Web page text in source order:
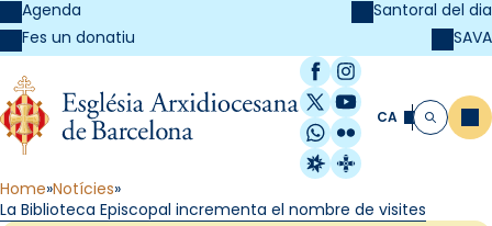
Agenda
Fes un donatiu
Santoral del dia
SAVA
Facebook
Instagram
X / Twitter
YouTube
WhatsApp
Flickr
Radio Estel
Catalunya
CA Cerca
Home Notícies
La Biblioteca Episcopal incrementa el nombre de visites